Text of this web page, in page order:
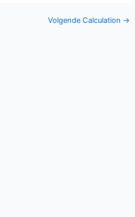
Volgende Calculation →